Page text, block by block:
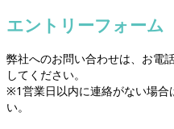
エントリーフォーム
弊社へのお問い合わせは、お電
してください。
※1営業日以内に連絡がない場合
い。